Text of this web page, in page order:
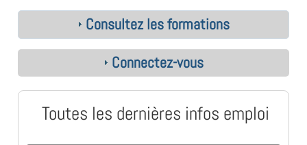
Consultez les formations
Connectez-vous
Toutes les dernières infos emploi